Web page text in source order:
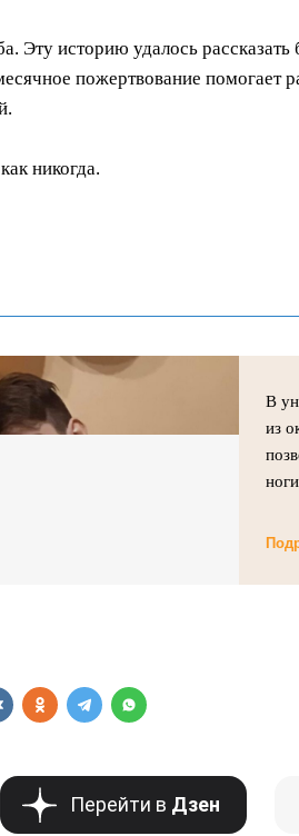
Эту историю удалось рассказать
пожертвование помогает
никогда.
В
из
Перейти в Дзен